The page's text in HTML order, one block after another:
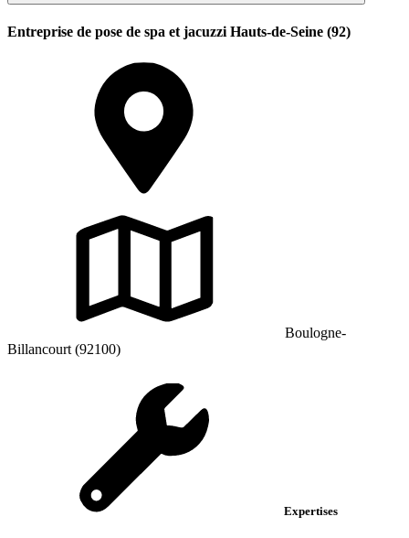
Entreprise de pose de spa et jacuzzi Hauts-de-Seine (92)
Boulogne-
Billancourt (92100)
Expertises